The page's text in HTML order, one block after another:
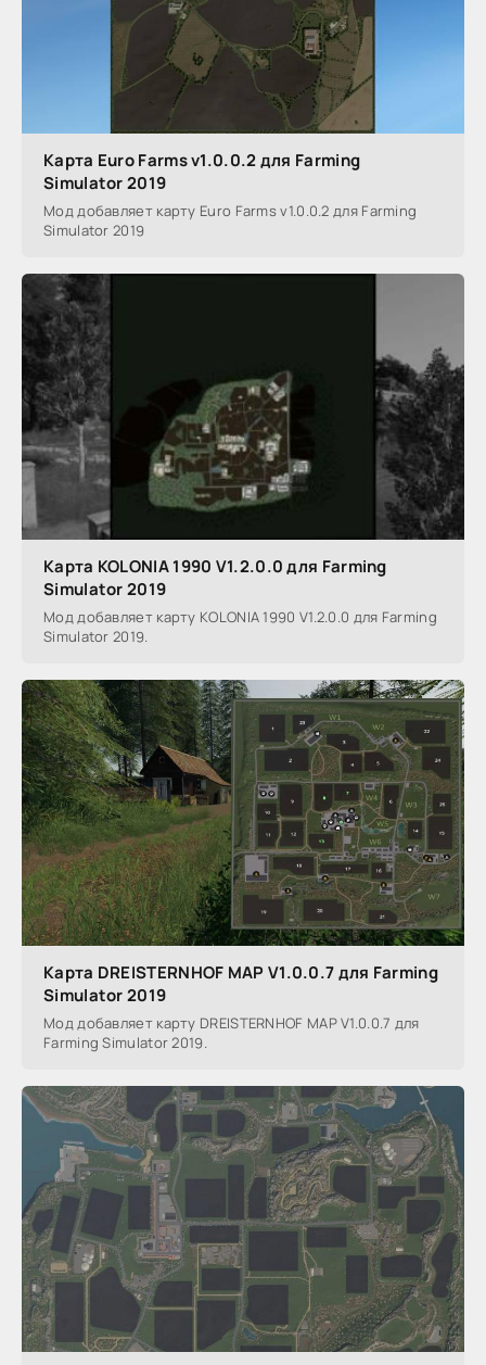
Карта Euro Farms v1.0.0.2 для Farming
Simulator 2019
Мод добавляет карту Euro Farms v1.0.0.2 для Farming
Simulator 2019
Карта KOLONIA 1990 V1.2.0.0 для Farming
Simulator 2019
Мод добавляет карту KOLONIA 1990 V1.2.0.0 для Farming
Simulator 2019.
Карта DREISTERNHOF MAP V1.0.0.7 для Farming
Simulator 2019
Мод добавляет карту DREISTERNHOF MAP V1.0.0.7 для
Farming Simulator 2019.